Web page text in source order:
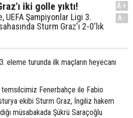
iki golle yıktı!
Şampiyonlar Ligi 3.
Sturm Graz'ı 2-0'lık
A+
A-
eleme turunda ilk maçların heyecanı
Fenerbahçe ile Fabio
ekibi Sturm Graz, İngiliz hakem
müsabakada Şükrü Saraçoğlu